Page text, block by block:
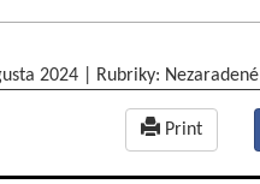
2024| Rubriky: Nezaradené
Print